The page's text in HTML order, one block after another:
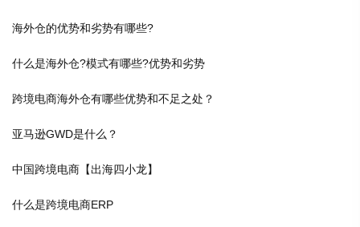
海外仓的优势和劣势有哪些?
什么是海外仓?模式有哪些?优势和劣势
跨境电商海外仓有哪些优势和不足之处？
亚马逊GWD是什么？
中国跨境电商【出海四小龙】
什么是跨境电商ERP